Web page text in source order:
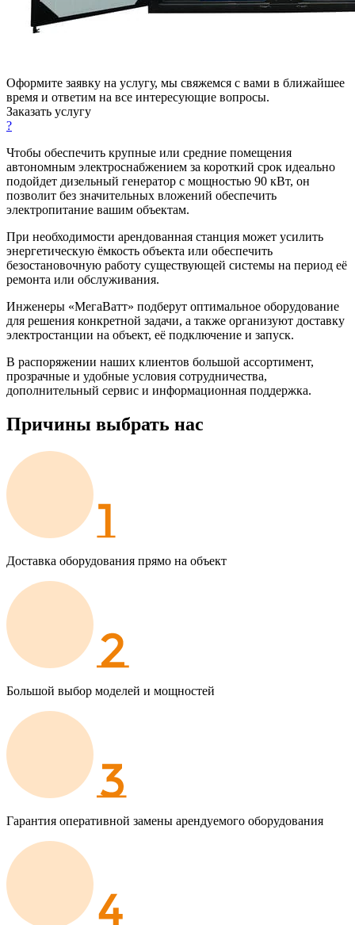
Оформите заявку на услугу, мы свяжемся с вами в ближайшее
время и ответим на все интересующие вопросы.
Заказать услугу
?
Чтобы обеспечить крупные или средние помещения
автономным электроснабжением за короткий срок идеально
подойдет дизельный генератор с мощностью 90 кВт, он
позволит без значительных вложений обеспечить
электропитание вашим объектам.
При необходимости арендованная станция может усилить
энергетическую ёмкость объекта или обеспечить
безостановочную работу существующей системы на период её
ремонта или обслуживания.
Инженеры «МегаВатт» подберут оптимальное оборудование
для решения конкретной задачи, а также организуют доставку
электростанции на объект, её подключение и запуск.
В распоряжении наших клиентов большой ассортимент,
прозрачные и удобные условия сотрудничества,
дополнительный сервис и информационная поддержка.
Причины выбрать нас
Доставка оборудования прямо на объект
Большой выбор моделей и мощностей
Гарантия оперативной замены арендуемого оборудования